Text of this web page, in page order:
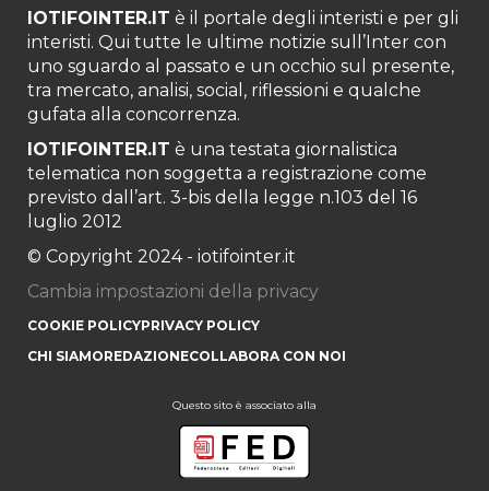
IOTIFOINTER.IT è il portale degli interisti e per gli
interisti. Qui tutte le ultime notizie sull’Inter con
uno sguardo al passato e un occhio sul presente,
tra mercato, analisi, social, riflessioni e qualche
gufata alla concorrenza.
IOTIFOINTER.IT è una testata giornalistica
telematica non soggetta a registrazione come
previsto dall’art. 3-bis della legge n.103 del 16
luglio 2012
© Copyright 2024 - iotifointer.it
Cambia impostazioni della privacy
COOKIE POLICYPRIVACY POLICY
CHI SIAMOREDAZIONECOLLABORA CON NOI
Questo sito è associato alla